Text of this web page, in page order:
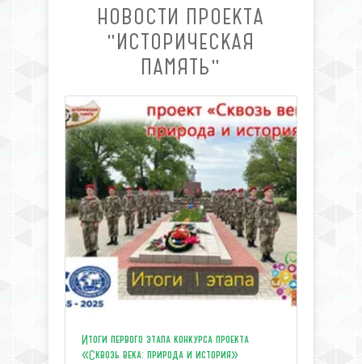
НОВОСТИ ПРОЕКТА
"ИСТОРИЧЕСКАЯ
ПАМЯТЬ"
Итоги первого этапа конкурса проекта
«Сквозь века: природа и история»